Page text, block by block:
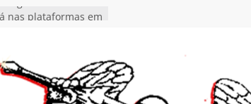
“Dead Flies
chega ao Spotify e
EP para o próximo